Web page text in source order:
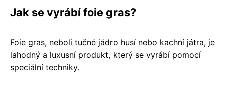
Jak se vyrábí foie gras?
Foie gras, neboli tučné jádro husí nebo kachní játra, je
lahodný a luxusní produkt, který se vyrábí pomocí
speciální techniky.